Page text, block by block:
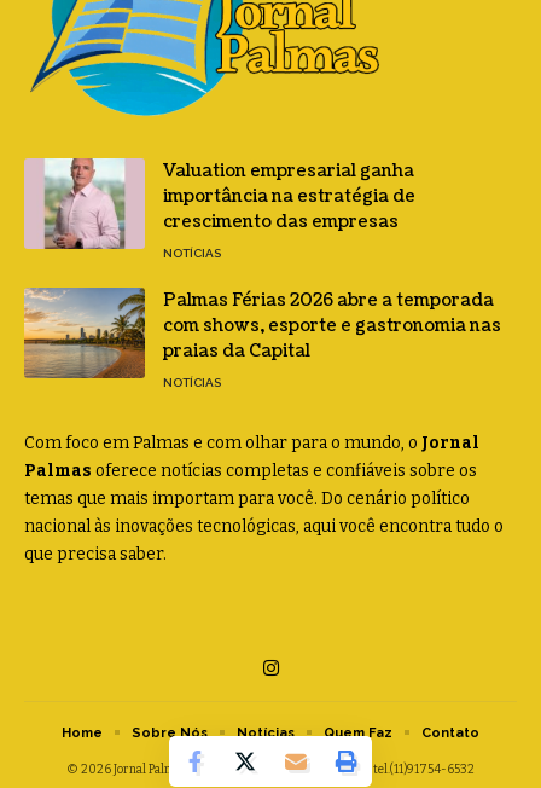
Valuation empresarial ganha
importância na estratégia de
crescimento das empresas
NOTÍCIAS
Palmas Férias 2026 abre a temporada
com shows, esporte e gastronomia nas
praias da Capital
NOTÍCIAS
Com foco em Palmas e com olhar para o mundo, o Jornal
Palmas oferece notícias completas e confiáveis sobre os
temas que mais importam para você. Do cenário político
nacional às inovações tecnológicas, aqui você encontra tudo o
que precisa saber.
© 2026 Jornal Palmas - contato@jornalpalmas.com.br - tel.(11)91754-6532
Home Sobre Nós Notícias Quem Faz Contato